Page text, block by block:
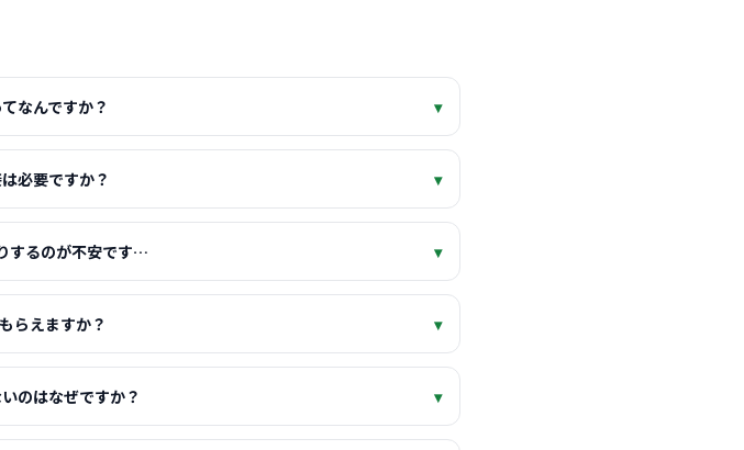
なんですか？ ▾
必要ですか？ ▾
するのが不安です… ▾
らえますか？ ▾
のはなぜですか？ ▾